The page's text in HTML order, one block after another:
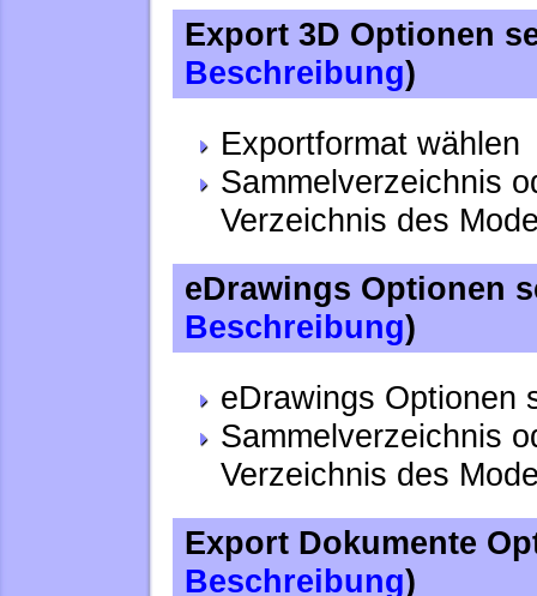
Export 3D Optionen
Beschreibung)
Exportformat wählen
Sammelverzeichnis
Verzeichnis des
eDrawings Optionen
Beschreibung)
eDrawings Optionen
Sammelverzeichnis
Verzeichnis des
Export Dokumente
Beschreibung)